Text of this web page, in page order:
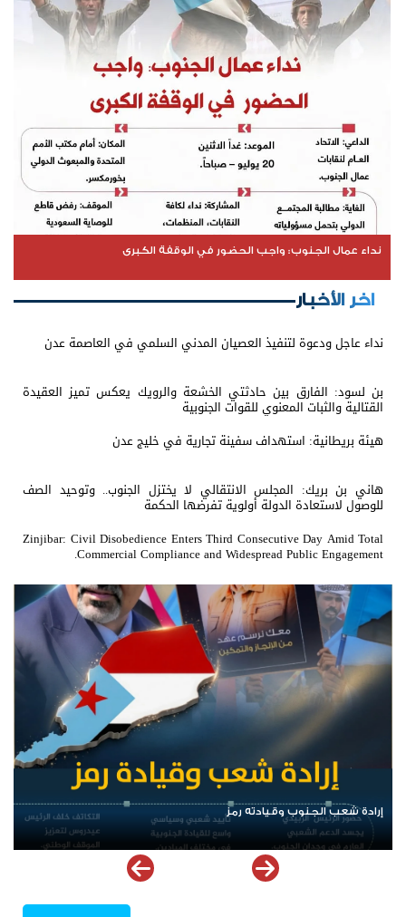
نداء عمال الجنوب: واجب الحضور في الوقفة الكبرى
اخر الأخبار
نداء عاجل ودعوة لتنفيذ العصيان المدني السلمي في العاصمة عدن
بن لسود: الفارق بين حادثتي الخشعة والرويك يعكس تميز العقيدة
القتالية والثبات المعنوي للقوات الجنوبية
هيئة بريطانية: استهداف سفينة تجارية في خليج عدن
هاني بن بريك: المجلس الانتقالي لا يختزل الجنوب.. وتوحيد الصف
للوصول لاستعادة الدولة أولوية تفرضها الحكمة
Zinjibar: Civil Disobedience Enters Third Consecutive Day Amid Total
Commercial Compliance and Widespread Public Engagement.
الرئيس عيدروس الزُبيدي.. نبض الجنوب ورمز إرادته